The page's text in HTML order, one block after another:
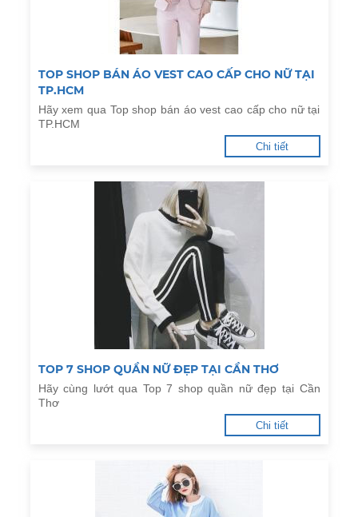
TOP SHOP BÁN ÁO VEST CAO CẤP CHO NỮ TẠI
TP.HCM
Hãy xem qua Top shop bán áo vest cao cấp cho nữ tại
TP.HCM
Chi tiết
TOP 7 SHOP QUẦN NỮ ĐẸP TẠI CẦN THƠ
Hãy cùng lướt qua Top 7 shop quần nữ đẹp tại Cần
Thơ
Chi tiết